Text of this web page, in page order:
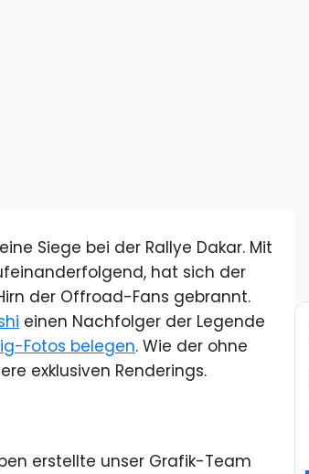
Siege bei der Rallye Dakar. Mit
hat sich der
der Offroad-Fans gebrannt.
einen Nachfolger der Legende
Fotos belegen. Wie der ohne
exklusiven Renderings.
erstellte unser Grafik-Team